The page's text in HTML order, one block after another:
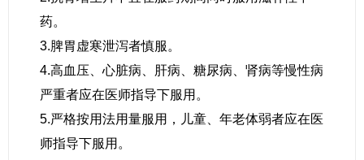
药。
3.脾胃虚寒泄泻者慎服。
4.高血压、心脏病、肝病、糖尿病、肾病等慢性病
严重者应在医师指导下服用。
5.严格按用法用量服用，儿童、年老体弱者应在医
师指导下服用。